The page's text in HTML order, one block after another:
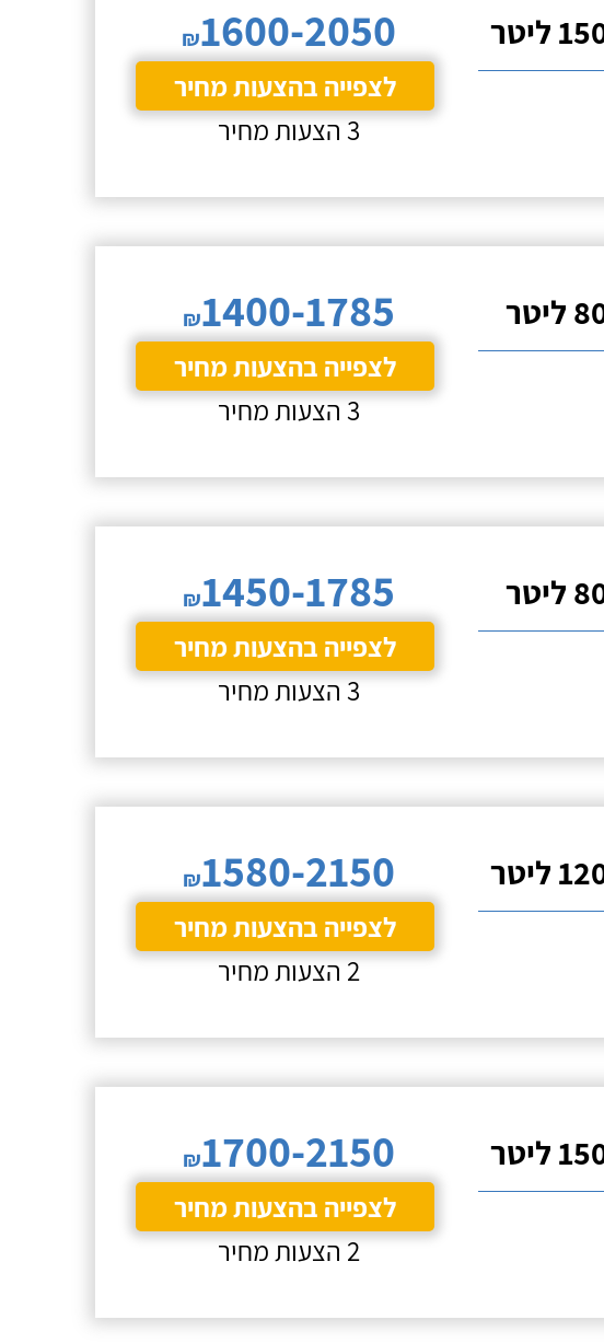
₪1600-2050
לצפייה בהצעות מחיר
3 הצעות מחיר
₪1400-1785
לצפייה בהצעות מחיר
3 הצעות מחיר
₪1450-1785
לצפייה בהצעות מחיר
3 הצעות מחיר
₪1580-2150
לצפייה בהצעות מחיר
2 הצעות מחיר
₪1700-2150
לצפייה בהצעות מחיר
2 הצעות מחיר